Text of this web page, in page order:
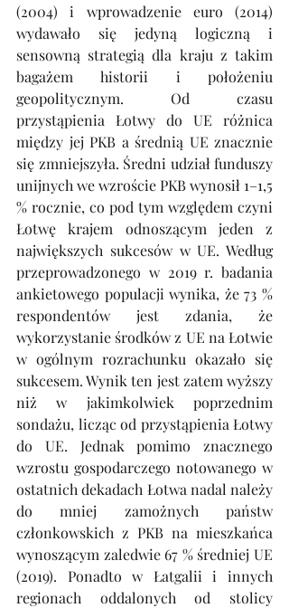
(2004) i wprowadzenie euro (2014)
wydawało się jedyną logiczną i
sensowną strategią dla kraju z takim
bagażem historii i położeniu
geopolitycznym. Od czasu
przystąpienia Łotwy do UE różnica
między jej PKB a średnią UE znacznie
się zmniejszyła. Średni udział funduszy
unijnych we wzroście PKB wynosił 1–1,5
% rocznie, co pod tym względem czyni
Łotwę krajem odnoszącym jeden z
największych sukcesów w UE. Według
przeprowadzonego w 2019 r. badania
ankietowego populacji wynika, że 73 %
respondentów jest zdania, że
wykorzystanie środków z UE na Łotwie
w ogólnym rozrachunku okazało się
sukcesem. Wynik ten jest zatem wyższy
niż w jakimkolwiek poprzednim
sondażu, licząc od przystąpienia Łotwy
do UE. Jednak pomimo znacznego
wzrostu gospodarczego notowanego w
ostatnich dekadach Łotwa nadal należy
do mniej zamożnych państw
członkowskich z PKB na mieszkańca
wynoszącym zaledwie 67 % średniej UE
(2019). Ponadto w Łatgalii i innych
regionach oddalonych od stolicy